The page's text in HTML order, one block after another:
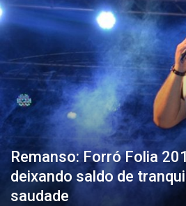
Remanso: Forró Folia
deixando saldo de
saudade